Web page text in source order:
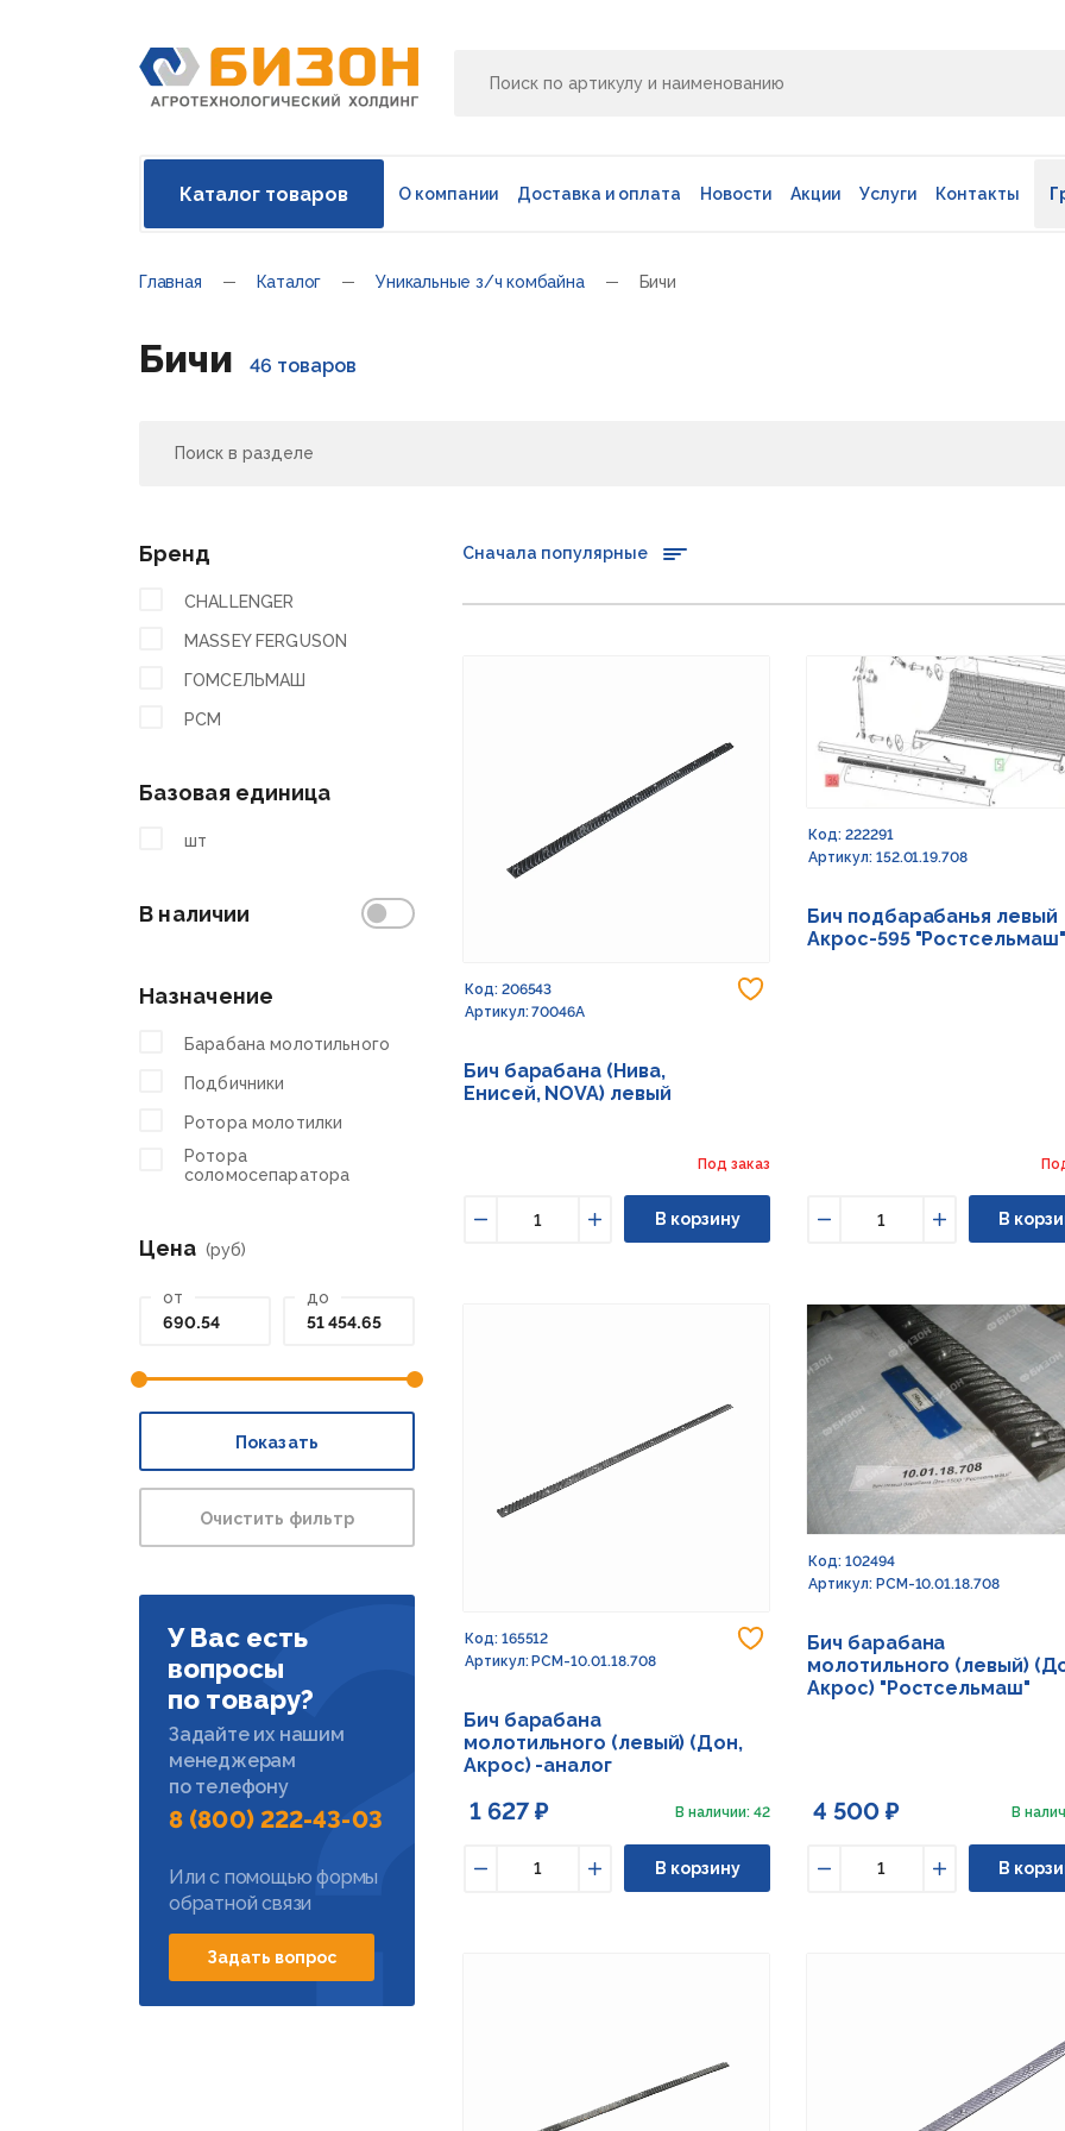
Каталог товаров О компании Доставка и оплата Новости Акции Услуги Контакты
Главная Каталог Уникальные з/ч комбайна Бичи
Бичи 46 товаров
Бренд
CHALLENGER
MASSEY FERGUSON
ГОМСЕЛЬМАШ
РСМ
Базовая единица
шт
В наличии
Назначение
Барабана молотильного
Подбичники
Ротора молотилки
Ротора
соломосепаратора
Цена (руб)
от до
Показать
Очистить фильтр
У Вас есть
вопросы
по товару?
Задайте их нашим
менеджерам
по телефону
8 (800) 222-43-03
Или с помощью формы
обратной связи
Задать вопрос
Сначала популярные
Код: 206543
Артикул: 70046А
Бич барабана (Нива,
Енисей, NOVA) левый
Под заказ
Увеличить
В корзину
Код: 222291
Артикул: 152.01.19.708
Бич подбарабанья левый
Акрос-595 "Ростсельмаш"
Увеличить
В
Добавить в избранное
Код: 165512
Артикул: РСМ-10.01.18.708
Бич барабана
молотильного (левый) (Дон,
Акрос) -аналог
1 627 ₽ В наличии: 42
Увеличить
В корзину
Код: 102494
Артикул: РСМ-10.01.18.708
Бич барабана
молотильного (левый)
Акрос) "Ростсельмаш"
4 500 ₽ В
Увеличить
В